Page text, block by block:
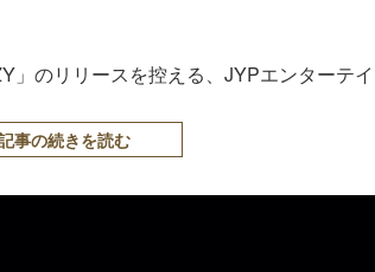
」のリリースを控える、JYPエンターテ
事の続きを読む